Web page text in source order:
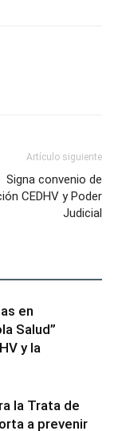
Artículo siguiente
Signa convenio de
CEDHV y Poder
Judicial
en
Salud”
y la
la Trata de
a prevenir